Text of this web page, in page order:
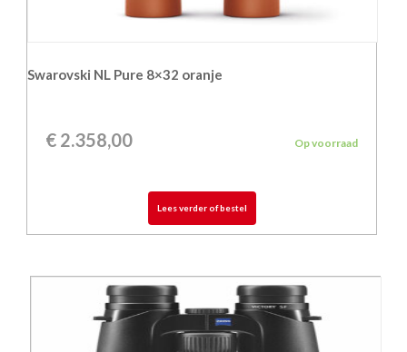
Swarovski NL Pure 8×32 oranje
€ 2.358,00 Op voorraad
Lees verder of bestel